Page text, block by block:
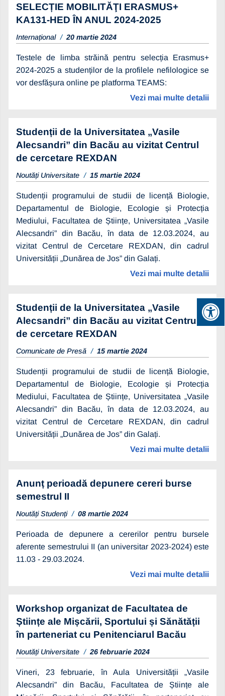
SELECȚIE MOBILITĂŢI ERASMUS+
KA131-HED ÎN ANUL 2024-2025
Internațional 20 martie 2024
Testele de limba străină pentru selecția Erasmus+
2024-2025 a studenților de la profilele nefilologice se
vor desfășura online pe platforma TEAMS:
Vezi mai multe detalii
Studenții de la Universitatea „Vasile
Alecsandri” din Bacău au vizitat Centrul
de cercetare REXDAN
Noutăți Universitate 15 martie 2024
Studenții programului de studii de licență Biologie,
Departamentul de Biologie, Ecologie și Protecția
Mediului, Facultatea de Științe, Universitatea „Vasile
Alecsandri” din Bacău, în data de 12.03.2024, au
vizitat Centrul de Cercetare REXDAN, din cadrul
Universității „Dunărea de Jos” din Galați.
Vezi mai multe detalii
Studenții de la Universitatea „Vasile
Alecsandri” din Bacău au vizitat Centrul
de cercetare REXDAN
Comunicate de Presă 15 martie 2024
Studenții programului de studii de licență Biologie,
Departamentul de Biologie, Ecologie și Protecția
Mediului, Facultatea de Științe, Universitatea „Vasile
Alecsandri” din Bacău, în data de 12.03.2024, au
vizitat Centrul de Cercetare REXDAN, din cadrul
Universității „Dunărea de Jos” din Galați.
Vezi mai multe detalii
Anunț perioadă depunere cereri burse
semestrul II
Noutăți Studenți 08 martie 2024
Perioada de depunere a cererilor pentru bursele
aferente semestrului II (an universitar 2023-2024) este
11.03 - 29.03.2024.
Vezi mai multe detalii
Workshop organizat de Facultatea de
Științe ale Mișcării, Sportului și Sănătății
în parteneriat cu Penitenciarul Bacău
Noutăți Universitate 26 februarie 2024
Vineri, 23 februarie, în Aula Universității „Vasile
Alecsandri” din Bacău, Facultatea de Științe ale